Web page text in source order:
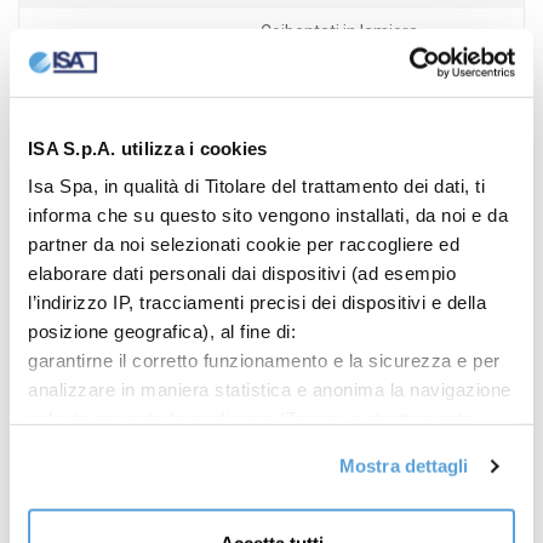
ISA S.p.A. utilizza i cookies
Isa Spa, in qualità di Titolare del trattamento dei dati, ti
informa che su questo sito vengono installati, da noi e da
partner da noi selezionati cookie per raccogliere ed
elaborare dati personali dai dispositivi (ad esempio
l’indirizzo IP, tracciamenti precisi dei dispositivi e della
posizione geografica), al fine di:
garantirne il corretto funzionamento e la sicurezza e per
analizzare in maniera statistica e anonima la navigazione
personalizzate sulla base dei tuoi interessi, delle
preferenze da te manifestate e della tua posizione
(Offerte commerciali personalizzate);
Mostra dettagli
FIANCHI
Coibentati in lamiera
preverniciata bianca
APERTURA
ANTERIORE
Porte a battente con chiusura
automatica
ILLUMINAZIONE Led 5700 K
MOVIMENTAZIONE
Pattini unidirezionali con
piedini regolabili in altezza
ALTEZZA 196 (cm)